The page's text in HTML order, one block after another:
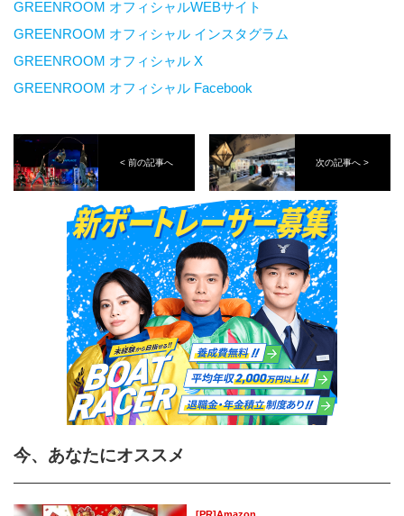
GREENROOM オフィシャルWEBサイト
GREENROOM オフィシャル インスタグラム
GREENROOM オフィシャル X
GREENROOM オフィシャル Facebook
< 前の記事へ 次の記事へ >
今、あなたにオススメ